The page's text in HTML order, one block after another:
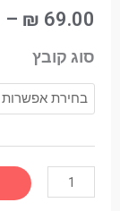
₪ 69.00
–
סוג קובץ